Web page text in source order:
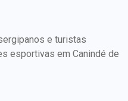
e turistas
esportivas em Canindé de